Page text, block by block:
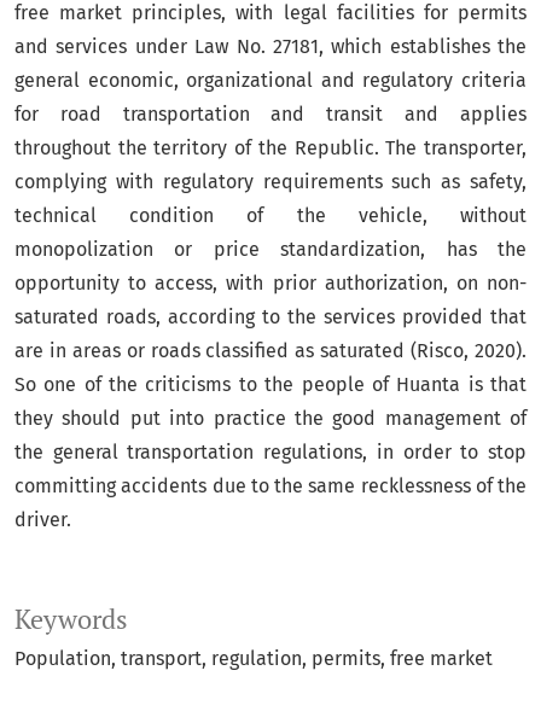
Keywords
Population transport regulation permits free market
free market principles, with legal facilities for permits
and services under Law No. 27181, which establishes the
general economic, organizational and regulatory criteria
for road transportation and transit and applies
throughout the territory of the Republic. The transporter,
complying with regulatory requirements such as safety,
technical condition of the vehicle, without
monopolization or price standardization, has the
opportunity to access, with prior authorization, on non-
saturated roads, according to the services provided that
are in areas or roads classified as saturated (Risco, 2020).
So one of the criticisms to the people of Huanta is that
they should put into practice the good management of
the general transportation regulations, in order to stop
committing accidents due to the same recklessness of the
driver.